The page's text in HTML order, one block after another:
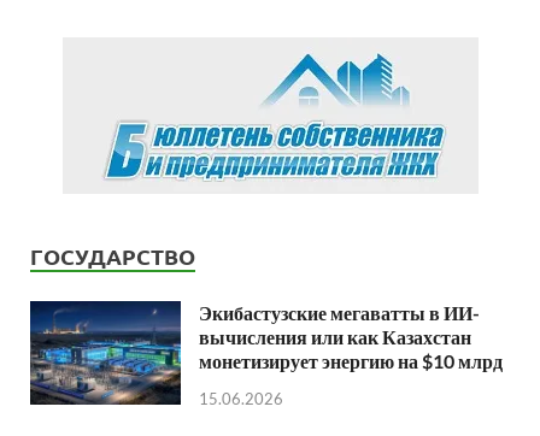
ГОСУДАРСТВО
Экибастузские мегаватты в ИИ-
вычисления или как Казахстан
монетизирует энергию на $10 млрд
15.06.2026